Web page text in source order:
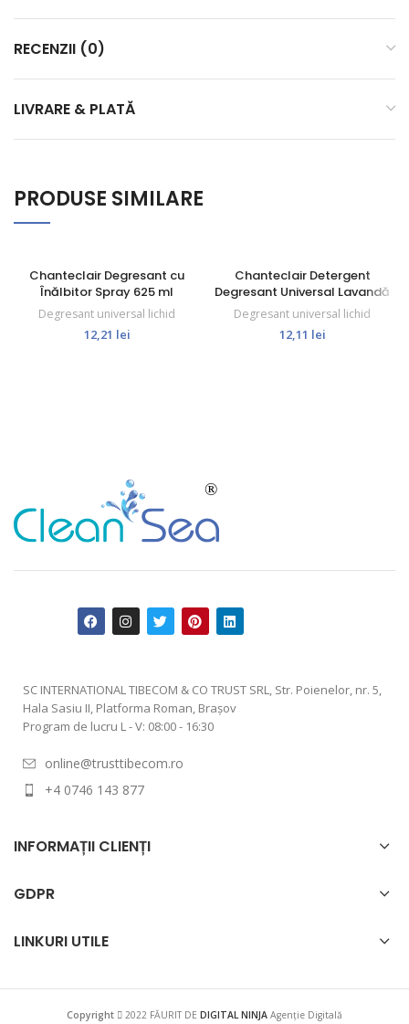
RECENZII (0)
LIVRARE & PLATĂ
PRODUSE SIMILARE
Chanteclair Degresant cu
Înălbitor Spray 625 ml
Degresant universal lichid
12,21 lei
Chanteclair Detergent
Degresant Universal Lavandă
Spray 600 ml
Degresant universal lichid
12,11 lei
SC INTERNATIONAL TIBECOM & CO TRUST SRL, Str. Poienelor, nr. 5,
Hala Sasiu II, Platforma Roman, Braşov
Program de lucru L - V: 08:00 - 16:30
online@trusttibecom.ro
+4 0746 143 877
INFORMAȚII CLIENȚI
GDPR
LINKURI UTILE
Copyright 2022 FĂURIT DE DIGITAL NINJA Agenție Digitală